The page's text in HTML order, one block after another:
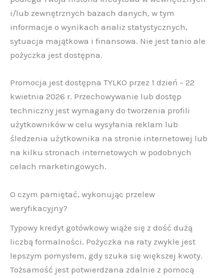
i/lub zewnętrznych bazach danych, w tym
informacje o wynikach analiz statystycznych,
sytuacja majątkowa i finansowa. Nie jest tanio ale
pożyczka jest dostępna.
Promocja jest dostępna TYLKO przez 1 dzień – 22
kwietnia 2026 r. Przechowywanie lub dostęp
techniczny jest wymagany do tworzenia profili
użytkowników w celu wysyłania reklam lub
śledzenia użytkownika na stronie internetowej lub
na kilku stronach internetowych w podobnych
celach marketingowych.
O czym pamiętać, wykonując przelew
weryfikacyjny?
Typowy kredyt gotówkowy wiąże się z dość dużą
liczbą formalności. Pożyczka na raty zwykle jest
lepszym pomysłem, gdy szuka się większej kwoty.
Tożsamość jest potwierdzana zdalnie z pomocą